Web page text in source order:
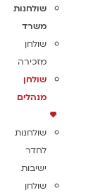
שולחנות
משרד
שולחן
מזכירה
שולחן
מנהלים
שולחנות
לחדר
ישיבות
שולחן